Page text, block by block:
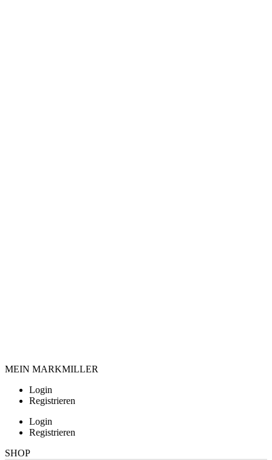
MEIN MARKMILLER
Login
Registrieren
Login
Registrieren
SHOP